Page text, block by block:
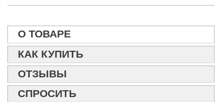
О ТОВАРЕ
КАК КУПИТЬ
ОТЗЫВЫ
СПРОСИТЬ